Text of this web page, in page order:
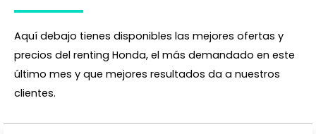
Aquí debajo tienes disponibles las mejores ofertas y
precios del renting Honda, el más demandado en este
último mes y que mejores resultados da a nuestros
clientes.